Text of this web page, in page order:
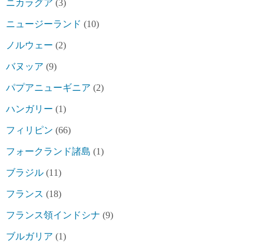
ニカラグア (3)
ニュージーランド (10)
ノルウェー (2)
バヌッア (9)
パプアニューギニア (2)
ハンガリー (1)
フィリピン (66)
フォークランド諸島 (1)
ブラジル (11)
フランス (18)
フランス領インドシナ (9)
ブルガリア (1)